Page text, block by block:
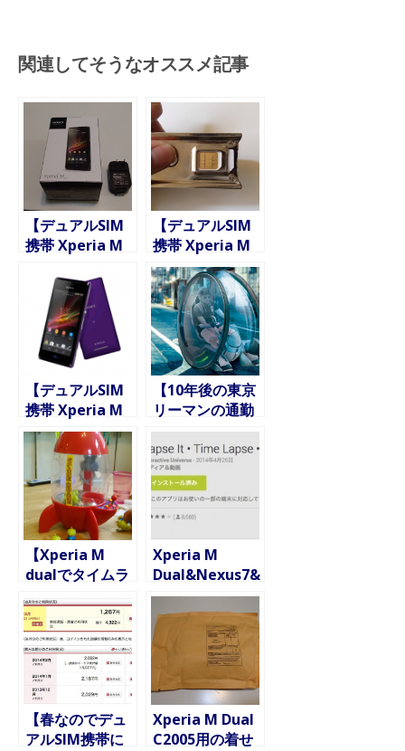
関連してそうなオススメ記事
【デュアルSIM
携帯 Xperia M
2】ブツが届い
たので、色々イ
ンストールした
りいじくったり
【デュアルSIM
携帯 Xperia M
Dual C2005導入
1】事前準備と
して、通常サイ
ズのSIMをカッ
トして
MicroSIMにし
てみた
【デュアルSIM
携帯 Xperia M
Dual C2005導入
7】ドコモ(音
声)+MVNO(デ
ータ通信)環境に
完全移行できた
ので、パケホー
ダイを解約して
みた
【10年後の東京
リーマンの通勤
の足】夢の電動
バイク Ultra
Small
Footprint –
USF
【Xperia M
dualでタイムラ
間隔でコマ送り
ムービー的なも
のを撮ってみた
Xperia M
Dual&Nexus7&
GoProでタイム
ラプス動画を撮
ってみた
【春なのでデュ
アルSIM携帯に
Xperia M Dual
C2005用の着せ